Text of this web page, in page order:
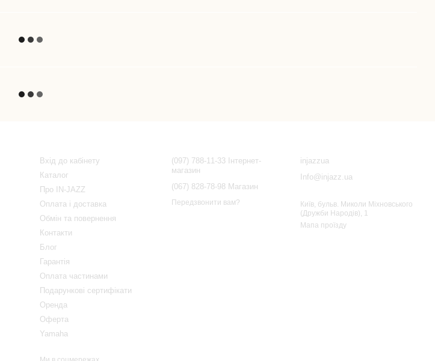
Вхід до кабінету
Каталог
Про IN-JAZZ
Оплата і доставка
Обмін та повернення
Контакти
Блог
Гарантія
Оплата частинами
Подарункові сертифікати
Оренда
Оферта
Yamaha
(097) 788-11-33 Інтернет-
магазин
(067) 828-78-98 Магазин
Передзвонити вам?
injazzua
Info@injazz.ua
Київ, бульв. Миколи Міхновського
(Дружби Народів), 1
Мапа проїзду